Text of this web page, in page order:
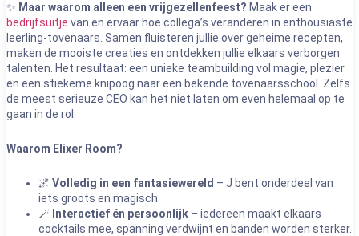
✨ Maar waarom alleen een vrijgezellenfeest? Maak er een
bedrijfsuitje van en ervaar hoe collega’s veranderen in enthousiaste
leerling-tovenaars. Samen fluisteren jullie over geheime recepten,
maken de mooiste creaties en ontdekken jullie elkaars verborgen
talenten. Het resultaat: een unieke teambuilding vol magie, plezier
en een stiekeme knipoog naar een bekende tovenaarsschool. Zelfs
de meest serieuze CEO kan het niet laten om even helemaal op te
gaan in de rol.
Waarom Elixer Room?
🌌 Volledig in een fantasiewereld – J bent onderdeel van
iets groots en magisch.
🪄 Interactief én persoonlijk – iedereen maakt elkaars
cocktails mee, spanning verdwijnt en banden worden sterker.